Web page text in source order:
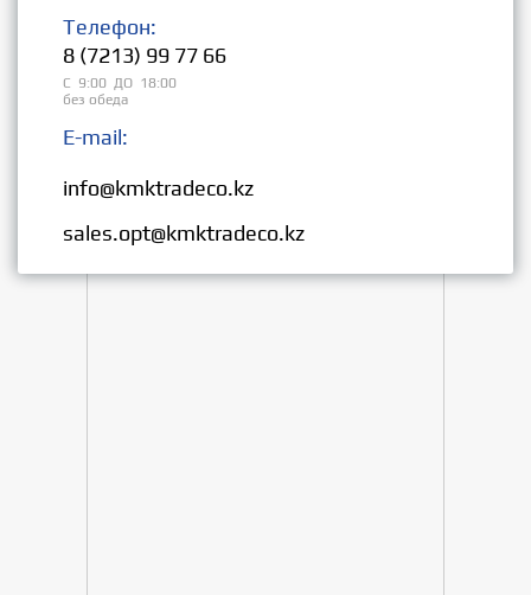
Телефон:
8 (7213) 99 77 66
С 9:00 ДО 18:00
без обеда
E-mail:
info@kmktradeco.kz
sales.opt@kmktradeco.kz